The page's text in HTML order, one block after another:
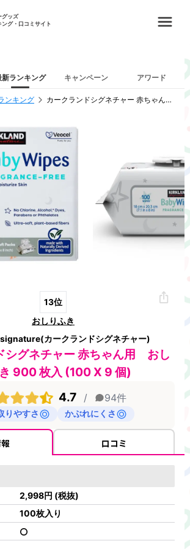
グッズ
ング・口コミサイト
新ランキング キャンペーン アワード
ンキング カークランドシグネチャー 赤ちゃん用 おしりふき 900 枚入 (100 X 9 個)
13位
おしりふき
カークランドシグネチャー)
シグネチャー 赤ちゃん用 おし
900 枚入 (100 X 9 個)
4.7
/ 94件
りやすさ かぶれにくさ
口コミ
2,998円 (税抜)
100枚入り